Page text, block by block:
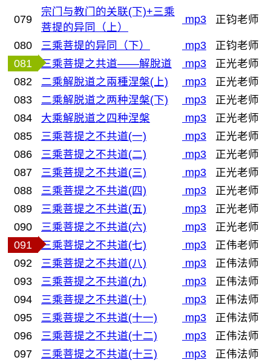
079
宗门与教门的关联(下)+三乘
菩提的异同（上）
mp3 正钧老师
080 三乘菩提的异同（下） mp3
正钧老师
081
三乘菩提之共道——解脫道 mp3
正光老师
082
二乘解脫道之兩種涅槃(上) mp3
正光老师
083
二乘解脱道之两种涅槃(下) mp3
正光老师
084
大乘解脱道之四种涅槃 mp3
正光老师
085
三乘菩提之不共道(一) mp3
正光老师
086
三乘菩提之不共道(二) mp3
正光老师
087
三乘菩提之不共道(三) mp3
正光老师
088
三乘菩提之不共道(四) mp3
正光老师
089
三乘菩提之不共道(五) mp3
正光老师
090
三乘菩提之不共道(六) mp3
正光老师
091
三乘菩提之不共道(七) mp3
正伟老师
092
三乘菩提之不共道(八) mp3
正伟法师
093
三乘菩提之不共道(九) mp3
正伟法师
094
三乘菩提之不共道(十) mp3
正伟法师
095
三乘菩提之不共道(十一) mp3
正伟法师
096
三乘菩提之不共道(十二) mp3
正伟法师
097
三乘菩提之不共道(十三) mp3
正伟法师